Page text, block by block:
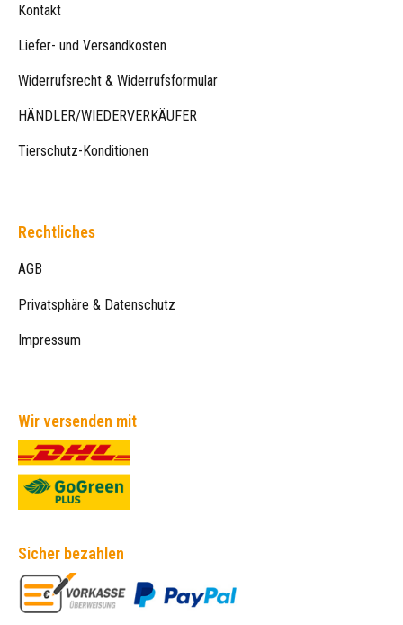
Kontakt
Liefer- und Versandkosten
Widerrufsrecht & Widerrufsformular
HÄNDLER/WIEDERVERKÄUFER
Tierschutz-Konditionen
Rechtliches
AGB
Privatsphäre & Datenschutz
Impressum
Wir versenden mit
Sicher bezahlen